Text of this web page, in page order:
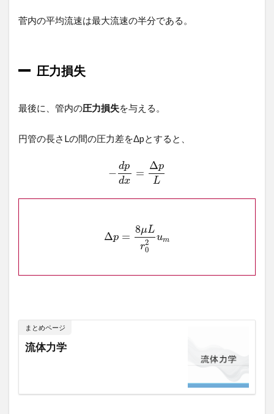
菅内の平均流速は最大流速の半分である。
圧力損失
最後に、管内の圧力損失を与える。
円管の長さLの間の圧力差をΔpとすると、
−
dp
dx
=
Δp
L
Δp =
8μL
r2
0
um
まとめページ
流体力学